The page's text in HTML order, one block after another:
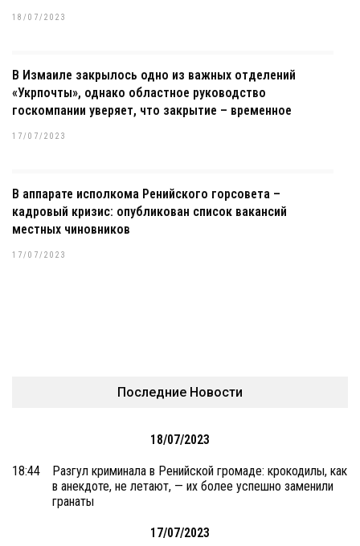
18/07/2023
В Измаиле закрылось одно из важных отделений
«Укрпочты», однако областное руководство
госкомпании уверяет, что закрытие – временное
17/07/2023
В аппарате исполкома Ренийского горсовета –
кадровый кризис: опубликован список вакансий
местных чиновников
17/07/2023
Последние Новости
18/07/2023
18:44
Разгул криминала в Ренийской громаде: крокодилы, как
в анекдоте, не летают, — их более успешно заменили
гранаты
17/07/2023